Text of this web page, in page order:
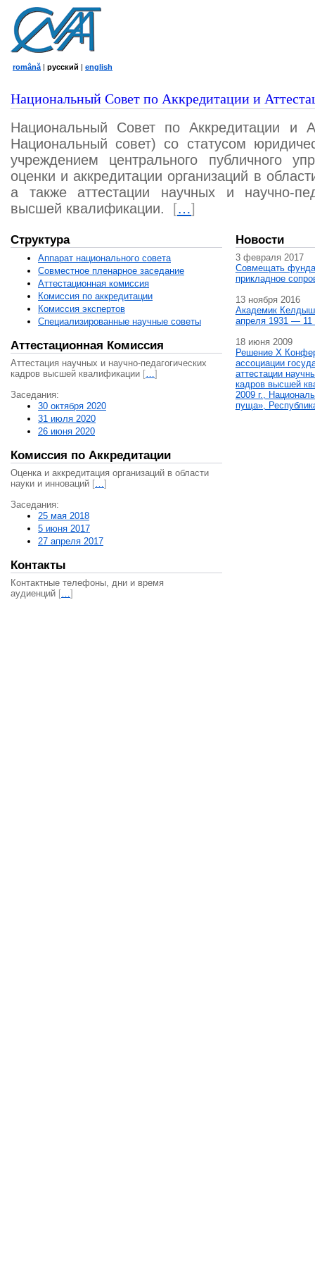
română | русский | english
Национальный Совет по Аккредитации и
Национальный Совет по Аккредитации и
Национальный совет) со статусом
учреждением центрального публичного
оценки и аккредитации организаций в
а также аттестации научных и научно-
высшей квалификации.
[…]
Структура
Аппарат национального совета
Совместное пленарное заседание
Аттестационная комисcия
Комиссия по аккредитации
Комиссия экспертов
Специализированные научные советы
Аттестационная Комиссия
Аттестация научных и научно-педагогических
кадров высшей квалификации […]
Заседания:
30 октября 2020
31 июля 2020
26 июня 2020
Комиссия по Аккредитации
Оценка и аккредитация организаций в области
науки и инноваций […]
Заседания:
25 мая 2018
5 июня 2017
27 апреля 2017
Контакты
Контактные телефоны, дни и время
аудиенций […]
Новости
3 февраля 2017
Совмещать
прикладное
13 ноября 2016
Академик
апреля 1931 — 11
18 июня 2009
Решение X
ассоциации
аттестации
кадров высшей
2009 г.,
пуща»,